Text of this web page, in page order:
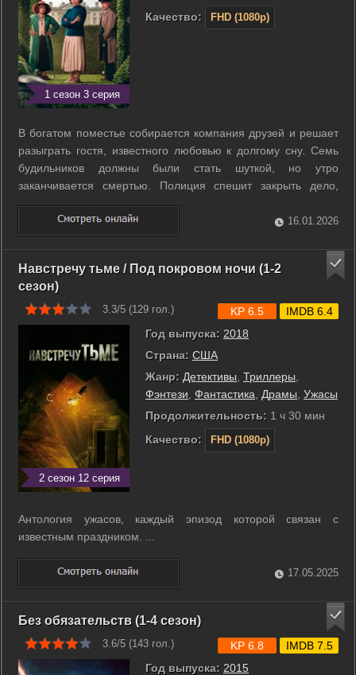
1 сезон 3 серия
Качество:
FHD (1080p)
В богатом поместье собирается компания друзей и решает
разыграть гостя, известного любовью к долгому сну. Семь
будильников должны были стать шуткой, но утро
заканчивается смертью. Полиция спешит закрыть дело,
однако Бандл чувствует, что за этим скрывается нечто
большее. Она начинает искать ответы и постепенно
выходит за пределы привычного круга. ...
16.01.2026
Навстречу тьме / Под покровом ночи (1-2
сезон)
3.3/5 (129 гол.)
2 сезон 12 серия
Год выпуска: 2018
Страна: США
Жанр: Детективы Триллеры
Фэнтези Фантастика Драмы Ужасы
Продолжительность: 1 ч 30 мин
Качество:
FHD (1080p)
KP 6.5 IMDB 6.4
Антология ужасов, каждый эпизод которой связан с
известным праздником. ...
17.05.2025
Без обязательств (1-4 сезон)
3.6/5 (143 гол.)
Год выпуска: 2015
KP 6.8 IMDB 7.5